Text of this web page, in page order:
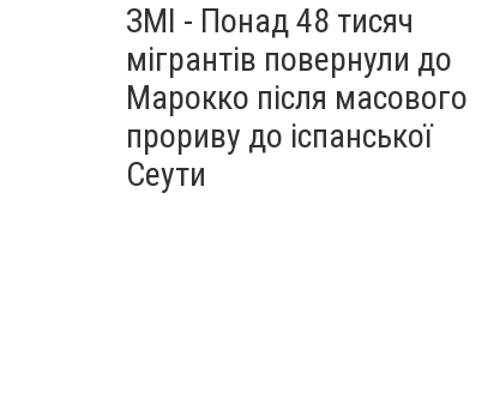
ЗМІ - Понад 48 тисяч
мігрантів повернули до
Марокко після масового
прориву до іспанської
Сеути